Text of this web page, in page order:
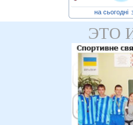
на сьогодні
ЭТО